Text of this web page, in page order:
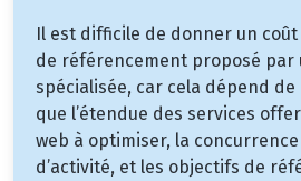
Il est difficile de donner un
de référencement proposé par
spécialisée, car cela dépend
que l’étendue des services
web à optimiser, la
d’activité, et les objectifs de